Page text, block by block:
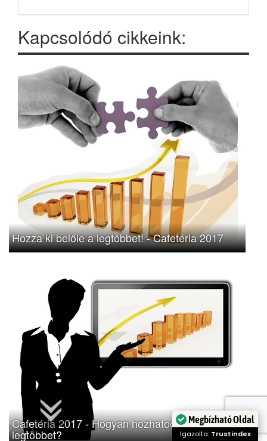
Kapcsolódó cikkeink:
Hozza ki belőle a legtöbbet! - Cafetéria 2017
Cafetéria 2017 - Hogyan hozhatod ki belőle a
legtöbbet?
Megbízható Oldal
Igazolta: Trustindex